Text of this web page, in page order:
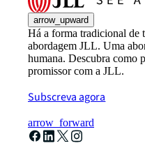
arrow_upward
Há a forma tradicional de
abordagem JLL. Uma
humana. Descubra como
promissor com a JLL.
Subscreva agora
arrow_forward